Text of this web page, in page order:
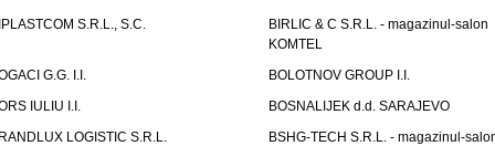
S.R.L., S.C.
BIRLIC & C S.R.L. - magazinul-salon
KOMTEL
G.G. I.I.
BOLOTNOV GROUP I.I.
IULIU I.I.
BOSNALIJEK d.d. SARAJEVO
LOGISTIC S.R.L.
BSHG-TECH S.R.L. - magazinul-